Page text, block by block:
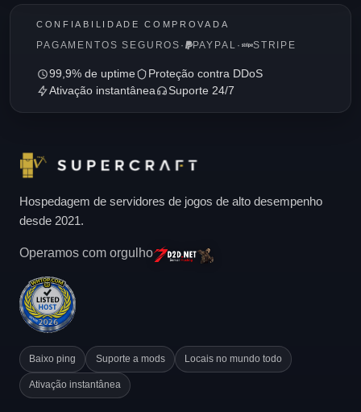
CONFIABILIDADE COMPROVADA
PAGAMENTOS SEGUROS · PAYPAL · STRIPE
99,9% de uptime
Proteção contra DDoS
Ativação instantânea
Suporte 24/7
Hospedagem de servidores de jogos de alto desempenho
desde 2021.
Operamos com orgulho
Baixo ping Suporte a mods Locais no mundo todo
Ativação instantânea